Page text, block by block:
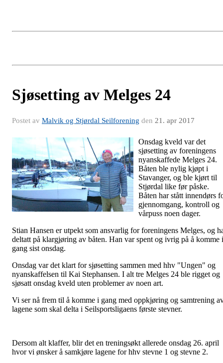
Sjøsetting av Melges 24
Postet av Malvik og Stjørdal Seilforening den 21. apr 2017
Onsdag kveld var det
sjøsetting av foreningens
nyanskaffede Melges 24.
Båten ble nylig kjøpt i
Stavanger, og ble kjørt til
Stjørdal like før påske.
Båten har stått innendørs
gjennomgang, kontroll og
vårpuss noen dager.
Stian Hansen er utpekt som ansvarlig for foreningens Melges, og
deltatt på klargjøring av båten. Han var spent og ivrig på å komme i
gang sist onsdag.
Onsdag var det klart for sjøsetting sammen med hhv "Ungen" og
nyanskaffelsen til Kai Stephansen. I alt tre Melges 24 ble rigget og
sjøsatt onsdag kveld uten problemer av noen art.
Vi ser nå frem til å komme i gang med oppkjøring og samtrening
lagene som skal delta i Seilsportsligaens første stevner.
Dersom alt klaffer, blir det en treningsøkt allerede onsdag 26. april
hvor vi ønsker å samkjøre lagene for hhv stevne 1 og stevne 2.